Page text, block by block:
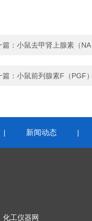
篇： 小鼠去甲肾上腺素（
： 小鼠前列腺素F（PGF
| 新闻动态 |
化工仪器网